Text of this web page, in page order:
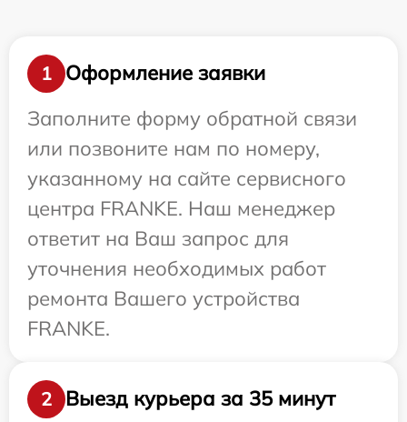
1
Оформление заявки
Заполните форму обратной связи
или позвоните нам по номеру,
указанному на сайте сервисного
центра FRANKE. Наш менеджер
ответит на Ваш запрос для
уточнения необходимых работ
ремонта Вашего устройства
FRANKE.
2 Выезд курьера за 35 минут